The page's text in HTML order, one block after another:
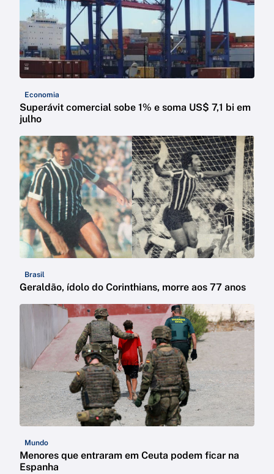
Economia
Superávit comercial sobe 1% e soma US$ 7,1 bi em
julho
Brasil
Geraldão, ídolo do Corinthians, morre aos 77 anos
Mundo
Menores que entraram em Ceuta podem ficar na
Espanha